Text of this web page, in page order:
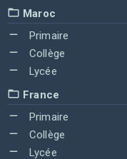
Maroc
Primaire
Collège
Lycée
France
Primaire
Collège
Lycée